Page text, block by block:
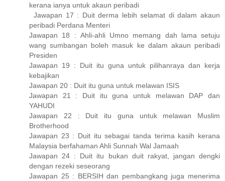
kerana ianya untuk akaun peribadi
Jawapan 17 : Duit derma lebih selamat di dalam akaun
peribadi Perdana Menteri
Jawapan 18 : Ahli-ahli Umno memang dah lama setuju
wang sumbangan boleh masuk ke dalam akaun peribadi
Presiden
Jawapan 19 : Duit itu guna untuk pilihanraya dan kerja
kebajikan
Jawapan 20 : Duit itu guna untuk melawan ISIS
Jawapan 21 : Duit itu guna untuk melawan DAP dan
YAHUDI
Jawapan 22 : Duit itu guna untuk melawan Muslim
Brotherhood
Jawapan 23 : Duit itu sebagai tanda terima kasih kerana
Malaysia berfahaman Ahli Sunnah Wal Jamaah
Jawapan 24 : Duit itu bukan duit rakyat, jangan dengki
dengan rezeki seseorang
Jawapan 25 : BERSIH dan pembangkang juga menerima